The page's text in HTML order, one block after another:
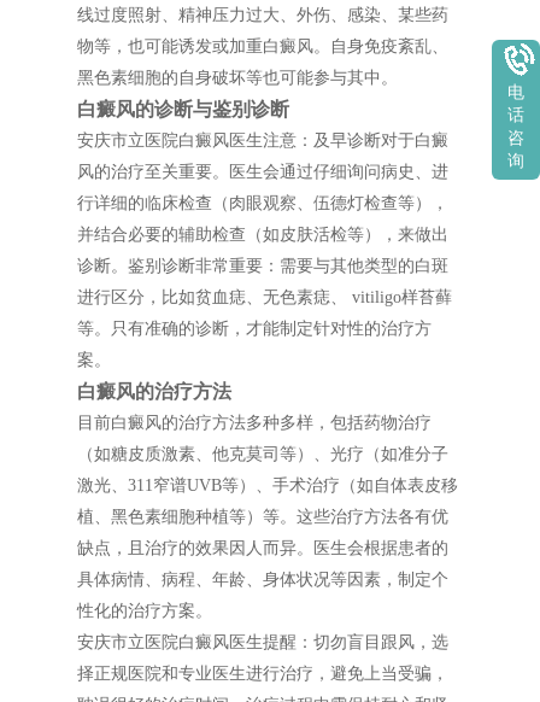
线过度照射、精神压力过大、外伤、感染、某些药
物等，也可能诱发或加重白癜风。自身免疫紊乱、
黑色素细胞的自身破坏等也可能参与其中。
白癜风的诊断与鉴别诊断
安庆市立医院白癜风医生注意：及早诊断对于白癜
风的治疗至关重要。医生会通过仔细询问病史、进
行详细的临床检查（肉眼观察、伍德灯检查等），
并结合必要的辅助检查（如皮肤活检等），来做出
诊断。鉴别诊断非常重要：需要与其他类型的白斑
进行区分，比如贫血痣、无色素痣、 vitiligo样苔藓
等。只有准确的诊断，才能制定针对性的治疗方
案。
白癜风的治疗方法
目前白癜风的治疗方法多种多样，包括药物治疗
（如糖皮质激素、他克莫司等）、光疗（如准分子
激光、311窄谱UVB等）、手术治疗（如自体表皮移
植、黑色素细胞种植等）等。这些治疗方法各有优
缺点，且治疗的效果因人而异。医生会根据患者的
具体病情、病程、年龄、身体状况等因素，制定个
性化的治疗方案。
安庆市立医院白癜风医生提醒：切勿盲目跟风，选
择正规医院和专业医生进行治疗，避免上当受骗，
电
话
咨
询